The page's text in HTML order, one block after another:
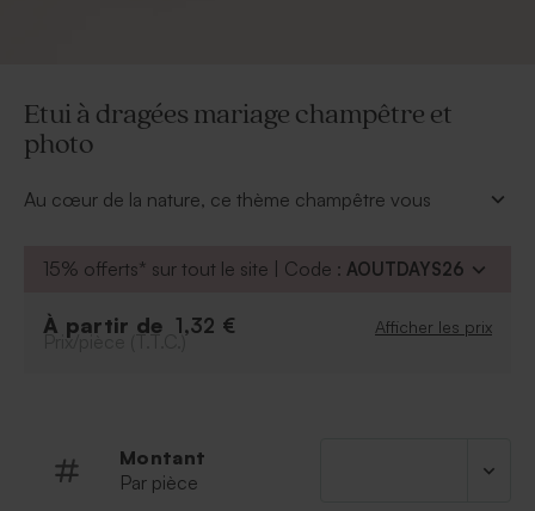
Etui à dragées mariage champêtre et
photo
Au cœur de la nature, ce thème champêtre vous
personnalise de votre plus beau sourire et de vos
À retenir :
Ce contenant à dragées est vendu avec un
sachet transparent pour les dragées et une
15% offerts* sur tout le site | Code : AOUTDAYS26
À partir de 1,32 € Afficher les prix
Prix/pièce (T.T.C.)
Montant
Par pièce